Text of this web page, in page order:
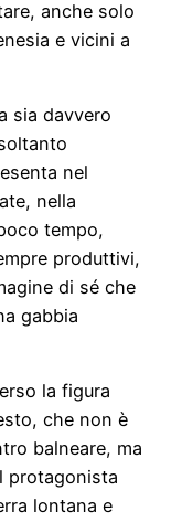
anche solo
e vicini a
sia davvero
nel
nella
tempo,
produttivi,
di sé che
gabbia
la figura
che non è
balneare, ma
protagonista
lontana e